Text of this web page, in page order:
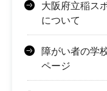
大阪府立稲ス
について
障がい者の学
ページ